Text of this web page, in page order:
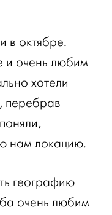
в октябре.
и очень любим
хотели
перебрав
нам локацию.
географию
очень любим